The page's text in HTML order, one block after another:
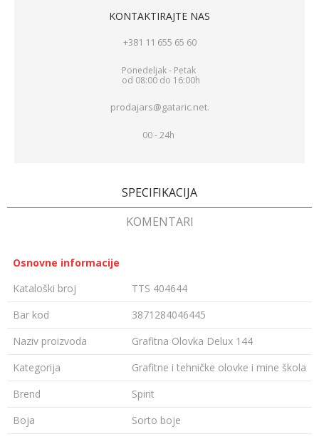
KONTAKTIRAJTE NAS
+381 11 655 65 60
Ponedeljak - Petak
od 08:00 do 16:00h
prodajars@gataric.net.
00 - 24h
SPECIFIKACIJA
KOMENTARI
Osnovne informacije
Kataloški broj
TTS 404644
Bar kod
3871284046445
Naziv proizvoda
Grafitna Olovka Delux 144
Kategorija
Grafitne i tehničke olovke i mine škola
Brend
Spirit
Boja
Sorto boje